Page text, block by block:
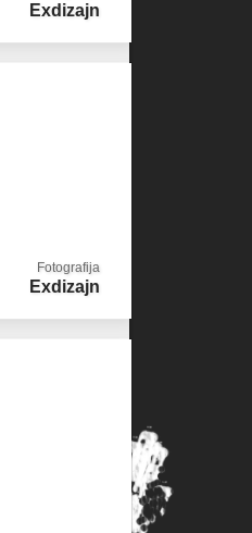
Exdizajn
Exdizajn
Fotografija